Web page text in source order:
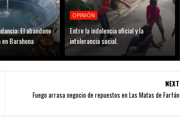
El abandono
Barahona
OPINIÓN
Entre la indolencia oficial y la
intolerancia social.
NEXT
Fuego arrasa negocio de repuestos en Las Matas de Farfán